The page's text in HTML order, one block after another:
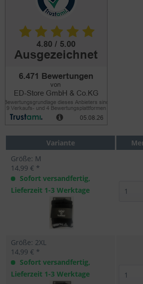
Variante
Größe: M
14,99 € *
Sofort versandfertig,
Lieferzeit 1-3 Werktage
Größe: 2XL
14,99 € *
Sofort versandfertig,
Lieferzeit 1-3 Werktage